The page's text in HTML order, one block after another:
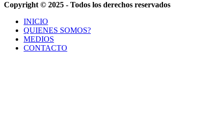
Copyright © 2025 - Todos los derechos reservados
INICIO
QUIENES SOMOS?
MEDIOS
CONTACTO